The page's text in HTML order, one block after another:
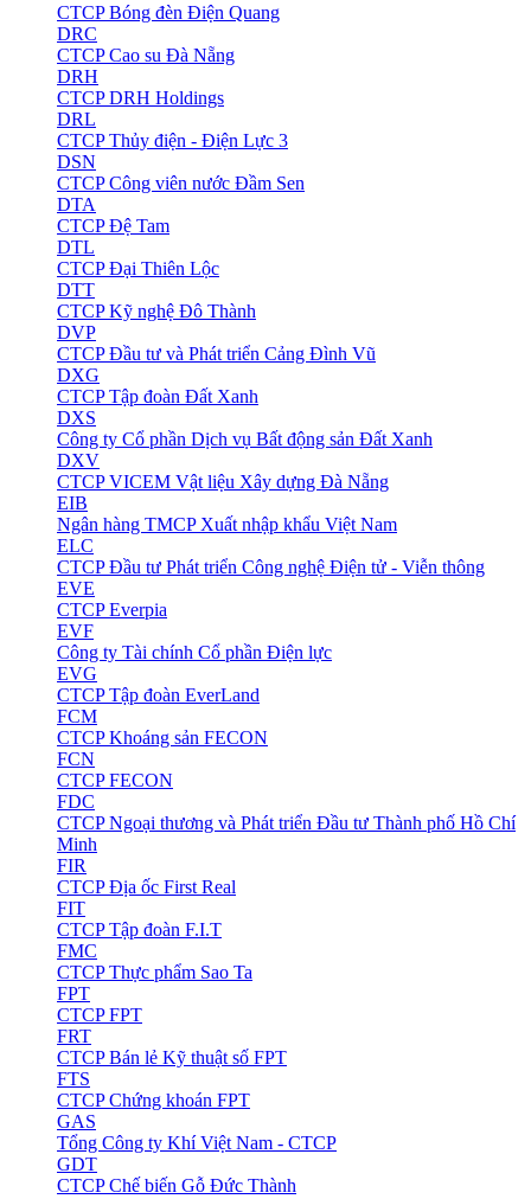
CTCP Bóng đèn Điện Quang
DRC
CTCP Cao su Đà Nẵng
DRH
CTCP DRH Holdings
DRL
CTCP Thủy điện - Điện Lực 3
DSN
CTCP Công viên nước Đầm Sen
DTA
CTCP Đệ Tam
DTL
CTCP Đại Thiên Lộc
DTT
CTCP Kỹ nghệ Đô Thành
DVP
CTCP Đầu tư và Phát triển Cảng Đình Vũ
DXG
CTCP Tập đoàn Đất Xanh
DXS
Công ty Cổ phần Dịch vụ Bất động sản Đất Xanh
DXV
CTCP VICEM Vật liệu Xây dựng Đà Nẵng
EIB
Ngân hàng TMCP Xuất nhập khẩu Việt Nam
ELC
CTCP Đầu tư Phát triển Công nghệ Điện tử - Viễn thông
EVE
CTCP Everpia
EVF
Công ty Tài chính Cổ phần Điện lực
EVG
CTCP Tập đoàn EverLand
FCM
CTCP Khoáng sản FECON
FCN
CTCP FECON
FDC
CTCP Ngoại thương và Phát triển Đầu tư Thành phố Hồ Chí
Minh
FIR
CTCP Địa ốc First Real
FIT
CTCP Tập đoàn F.I.T
FMC
CTCP Thực phẩm Sao Ta
FPT
CTCP FPT
FRT
CTCP Bán lẻ Kỹ thuật số FPT
FTS
CTCP Chứng khoán FPT
GAS
Tổng Công ty Khí Việt Nam - CTCP
GDT
CTCP Chế biến Gỗ Đức Thành